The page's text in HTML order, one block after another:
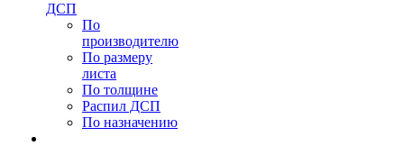
ДСП
По
производителю
По размеру
листа
По толщине
Распил ДСП
По назначению